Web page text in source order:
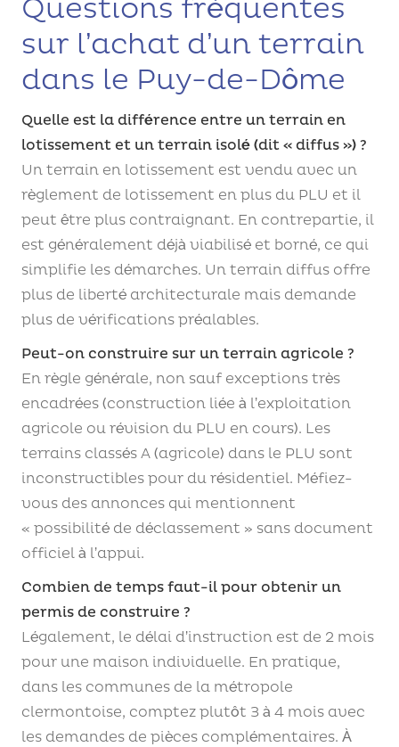
Questions fréquentes
sur l’achat d’un terrain
dans le Puy-de-Dôme
Quelle est la différence entre un terrain en
lotissement et un terrain isolé (dit « diffus ») ?
Un terrain en lotissement est vendu avec un
règlement de lotissement en plus du PLU et il
peut être plus contraignant. En contrepartie, il
est généralement déjà viabilisé et borné, ce qui
simplifie les démarches. Un terrain diffus offre
plus de liberté architecturale mais demande
plus de vérifications préalables.
Peut-on construire sur un terrain agricole ?
En règle générale, non sauf exceptions très
encadrées (construction liée à l’exploitation
agricole ou révision du PLU en cours). Les
terrains classés A (agricole) dans le PLU sont
inconstructibles pour du résidentiel. Méfiez-
vous des annonces qui mentionnent
« possibilité de déclassement » sans document
officiel à l’appui.
Combien de temps faut-il pour obtenir un
permis de construire ?
Légalement, le délai d’instruction est de 2 mois
pour une maison individuelle. En pratique,
dans les communes de la métropole
clermontoise, comptez plutôt 3 à 4 mois avec
les demandes de pièces complémentaires. À